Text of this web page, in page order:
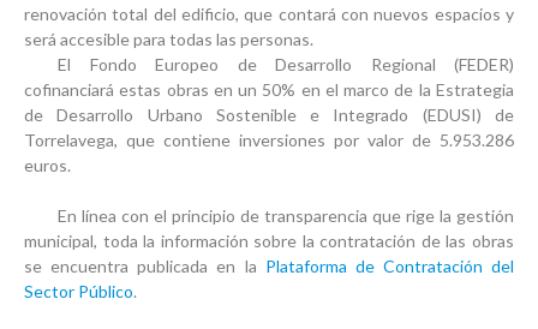
renovación total del edificio, que contará con nuevos espacios y
será accesible para todas las personas.
El Fondo Europeo de Desarrollo Regional (FEDER)
cofinanciará estas obras en un 50% en el marco de la Estrategia
de Desarrollo Urbano Sostenible e Integrado (EDUSI) de
Torrelavega, que contiene inversiones por valor de 5.953.286
euros.
En línea con el principio de transparencia que rige la gestión
municipal, toda la información sobre la contratación de las obras
se encuentra publicada en la Plataforma de Contratación del
Sector Público.